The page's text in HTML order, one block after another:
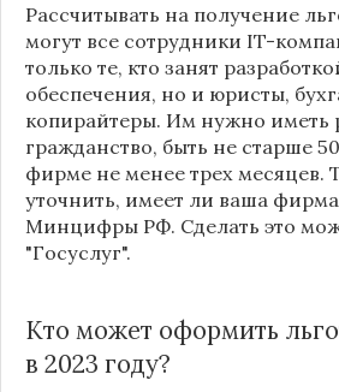
Рассчитывать на получение
могут все сотрудники IT-
только те, кто занят
обеспечения, но и юристы,
копирайтеры. Им нужно иметь
гражданство, быть не старше
фирме не менее трех месяцев.
уточнить, имеет ли ваша
Минцифры РФ. Сделать это
"Госуслуг".
Кто может оформить
в 2023 году?